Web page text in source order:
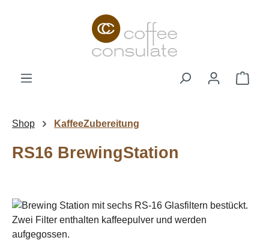
Zum Hauptinhalt springen
Shop KaffeeZubereitung
RS16 BrewingStation
Bildergalerie überspringen